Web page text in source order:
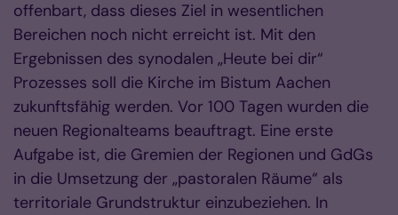
offenbart, dass dieses Ziel in wesentlichen
Bereichen noch nicht erreicht ist. Mit den
Ergebnissen des synodalen „Heute bei dir“
Prozesses soll die Kirche im Bistum Aachen
zukunftsfähig werden. Vor 100 Tagen wurden die
neuen Regionalteams beauftragt. Eine erste
Aufgabe ist, die Gremien der Regionen und GdGs
in die Umsetzung der „pastoralen Räume“ als
territoriale Grundstruktur einzubeziehen. In